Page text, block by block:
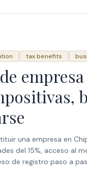
tax benefits
una empresa en
del 15%, acceso al
de registro paso a